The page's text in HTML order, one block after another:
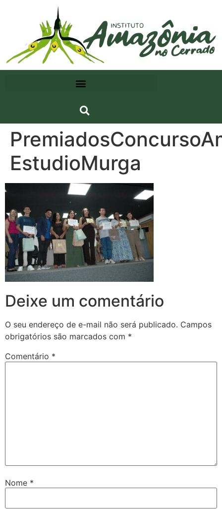
EstudioMurga
Deixe um comentário
O seu endereço de e-mail não será publicado. Campos
obrigatórios são marcados com *
Comentário *
Nome *